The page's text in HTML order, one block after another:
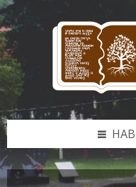
Skip
to
content
Skip
to
left
sidebar
Skip
to
footer